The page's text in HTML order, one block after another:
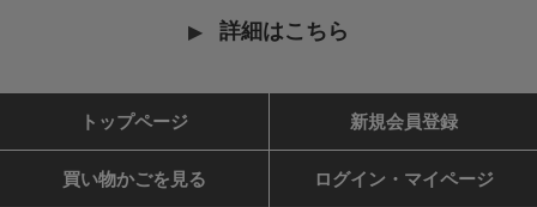
詳細はこちら
トップページ 新規会員登録
買い物かごを見る ログイン・マイページ